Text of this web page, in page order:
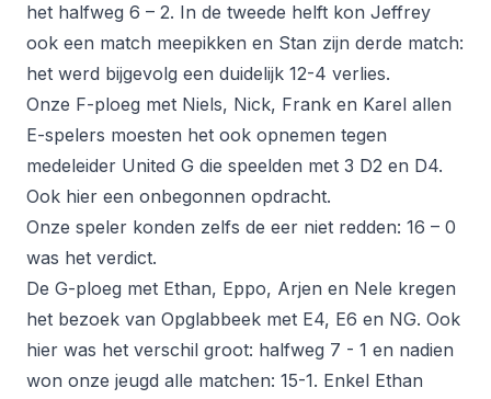
het halfweg 6 – 2. In de tweede helft kon Jeffrey
ook een match meepikken en Stan zijn derde match:
het werd bijgevolg een duidelijk 12-4 verlies.
Onze F-ploeg met Niels, Nick, Frank en Karel allen
E-spelers moesten het ook opnemen tegen
medeleider United G die speelden met 3 D2 en D4.
Ook hier een onbegonnen opdracht.
Onze speler konden zelfs de eer niet redden: 16 – 0
was het verdict.
De G-ploeg met Ethan, Eppo, Arjen en Nele kregen
het bezoek van Opglabbeek met E4, E6 en NG. Ook
hier was het verschil groot: halfweg 7 - 1 en nadien
won onze jeugd alle matchen: 15-1. Enkel Ethan